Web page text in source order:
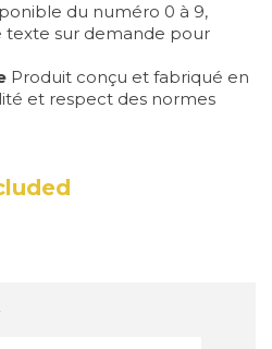
du numéro 0 à 9,
texte sur demande pour
Produit conçu et fabriqué en
et respect des normes